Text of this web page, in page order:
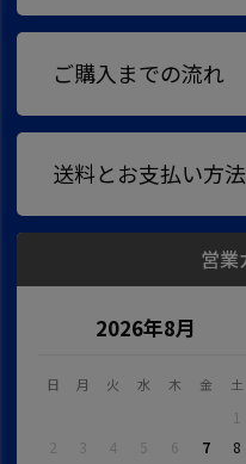
ご購入までの流れ
送料とお支払い方
営業
2026年8月
日 月 火 水 木 金 土
1
2
3 4 5 6 7
8